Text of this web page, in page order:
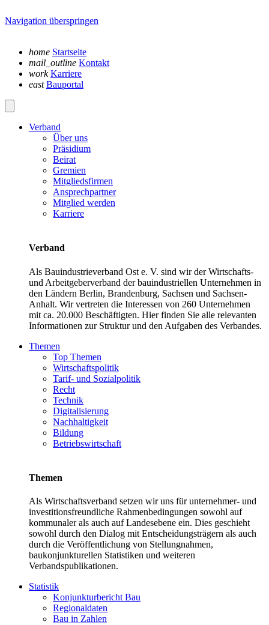
Navigation überspringen
home Startseite
mail_outline Kontakt
work Karriere
east Bauportal
Verband
Über uns
Präsidium
Beirat
Gremien
Mitgliedsfirmen
Ansprechpartner
Mitglied werden
Karriere
Verband
Als Bauindustrieverband Ost e. V. sind wir der Wirtschafts-
und Arbeitgeberverband der bauindustriellen Unternehmen in
den Ländern Berlin, Brandenburg, Sachsen und Sachsen-
Anhalt. Wir vertreten die Interessen von 260 Unternehmen
mit ca. 20.000 Beschäftigten. Hier finden Sie alle relevanten
Informationen zur Struktur und den Aufgaben des Verbandes.
Themen
Top Themen
Wirtschaftspolitik
Tarif- und Sozialpolitik
Recht
Technik
Digitalisierung
Nachhaltigkeit
Bildung
Betriebswirtschaft
Themen
Als Wirtschaftsverband setzen wir uns für unternehmer- und
investitionsfreundliche Rahmenbedingungen sowohl auf
kommunaler als auch auf Landesebene ein. Dies geschieht
sowohl durch den Dialog mit Entscheidungsträgern als auch
durch die Veröffentlichung von Stellungnahmen,
baukonjunkturellen Statistiken und weiteren
Verbandspublikationen.
Statistik
Konjunkturbericht Bau
Regionaldaten
Bau in Zahlen